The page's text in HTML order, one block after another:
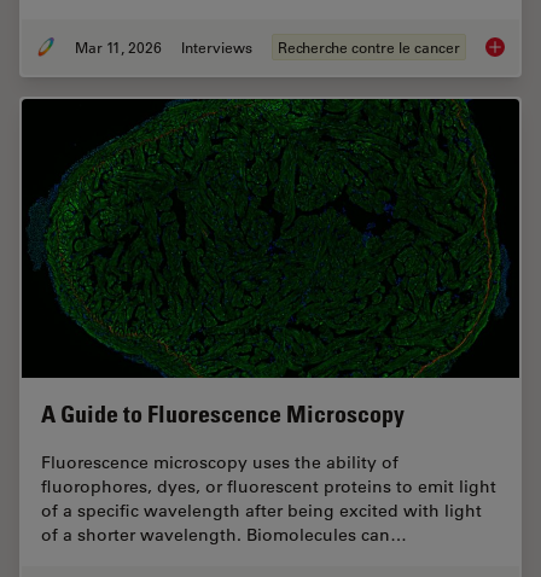
Mar 11, 2026 Interviews Recherche contre le cancer
A Guide to Fluorescence Microscopy
Fluorescence microscopy uses the ability of
fluorophores, dyes, or fluorescent proteins to emit light
of a specific wavelength after being excited with light
of a shorter wavelength. Biomolecules can…